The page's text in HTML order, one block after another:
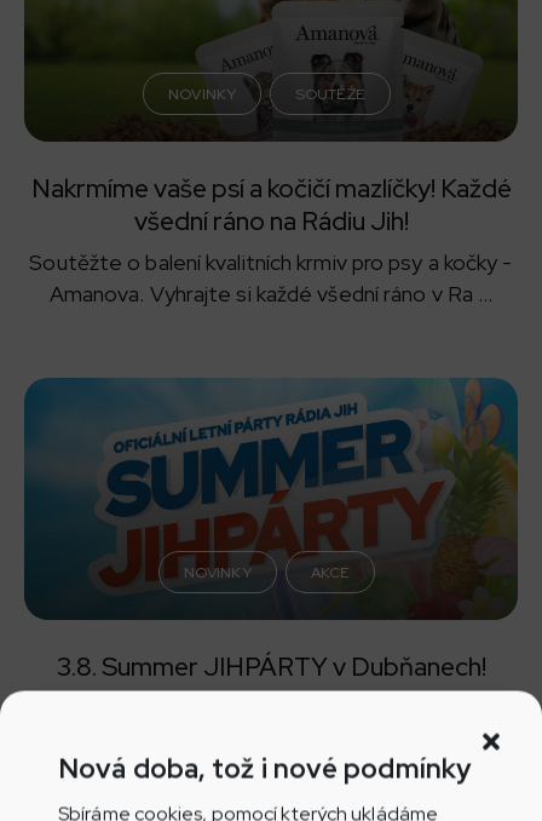
Nová doba, tož i nové podmínky
Sbíráme cookies, pomocí kterých ukládáme
NOVINKY SOUTĚŽE
Nakrmíme vaše psí a kočičí mazlíčky! Každé
všední ráno na Rádiu Jih!
Soutěžte o balení kvalitních krmiv pro psy a kočky -
Amanova. Vyhrajte si každé všední ráno v Ra ...
NOVINKY AKCE
3.8. Summer JIHPÁRTY v Dubňanech!
vypukne už ...